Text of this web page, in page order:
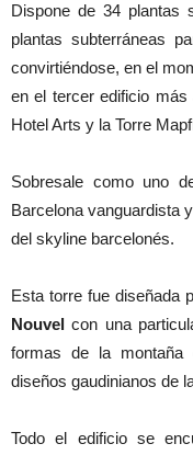
Dispone de 34 plantas
plantas subterráneas
convirtiéndose, en el
en el tercer edificio
Hotel Arts y la Torre
Sobresale como uno
Barcelona vanguardista
del skyline barcelonés.
Esta torre fue diseñada
Nouvel con una
formas de la montaña
diseños gaudinianos de
Todo el edificio se